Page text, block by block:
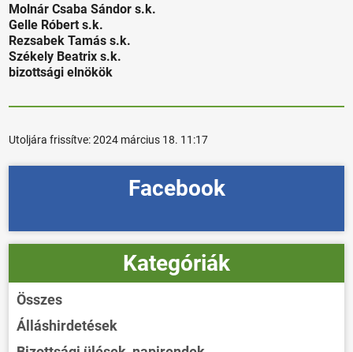
Molnár Csaba Sándor s.k.
Gelle Róbert s.k.
Rezsabek Tamás s.k.
Székely Beatrix s.k.
bizottsági elnökök
Utoljára frissítve:2024 március 18. 11:17
Facebook
Kategóriák
Összes
Álláshirdetések